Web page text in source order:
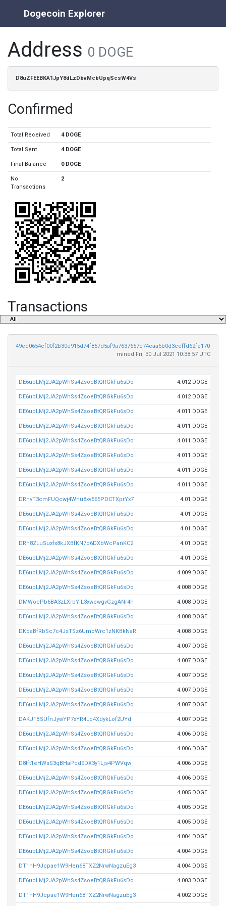
Dogecoin Explorer
Address 0 DOGE
D8uZFEEBKA1JpY8dLzDbvMcbUpqScsW4Vs
Confirmed
Total Received 4 DOGE
Total Sent 4 DOGE
Final Balance 0 DOGE
No.
Transactions
2
Transactions
49ed0654cf00f2b30e915d74f857d5af9a7637657c74eaa5b0d3ceffd62fe170
mined Fri, 30 Jul 2021 10:38:57 UTC
DE6ubLMj2JA2pWhSs4ZsoeBtQRGkFu6sDo 4.012 DOGE
DE6ubLMj2JA2pWhSs4ZsoeBtQRGkFu6sDo 4.012 DOGE
DE6ubLMj2JA2pWhSs4ZsoeBtQRGkFu6sDo 4.011 DOGE
DE6ubLMj2JA2pWhSs4ZsoeBtQRGkFu6sDo 4.011 DOGE
DE6ubLMj2JA2pWhSs4ZsoeBtQRGkFu6sDo 4.011 DOGE
DE6ubLMj2JA2pWhSs4ZsoeBtQRGkFu6sDo 4.011 DOGE
DE6ubLMj2JA2pWhSs4ZsoeBtQRGkFu6sDo 4.011 DOGE
DE6ubLMj2JA2pWhSs4ZsoeBtQRGkFu6sDo 4.011 DOGE
DRnvT3cmFUQcwj4Wnu8xv565PDCTXprYx7 4.01 DOGE
DE6ubLMj2JA2pWhSs4ZsoeBtQRGkFu6sDo 4.01 DOGE
DE6ubLMj2JA2pWhSs4ZsoeBtQRGkFu6sDo 4.01 DOGE
DRn8ZLuSuxfx8kJXBfKN7o6DXbWcPanKC2 4.01 DOGE
DE6ubLMj2JA2pWhSs4ZsoeBtQRGkFu6sDo 4.01 DOGE
DE6ubLMj2JA2pWhSs4ZsoeBtQRGkFu6sDo 4.009 DOGE
DE6ubLMj2JA2pWhSs4ZsoeBtQRGkFu6sDo 4.008 DOGE
DMWocPb6BA3zLXrbYiL3xwowgvGzgANr4h 4.008 DOGE
DE6ubLMj2JA2pWhSs4ZsoeBtQRGkFu6sDo 4.008 DOGE
DKoaBfRbSc7c4JsTSz6UmoWrc1zNKBkNaR 4.008 DOGE
DE6ubLMj2JA2pWhSs4ZsoeBtQRGkFu6sDo 4.007 DOGE
DE6ubLMj2JA2pWhSs4ZsoeBtQRGkFu6sDo 4.007 DOGE
DE6ubLMj2JA2pWhSs4ZsoeBtQRGkFu6sDo 4.007 DOGE
DE6ubLMj2JA2pWhSs4ZsoeBtQRGkFu6sDo 4.007 DOGE
DE6ubLMj2JA2pWhSs4ZsoeBtQRGkFu6sDo 4.007 DOGE
DAKJ1BSUfnJywYP7xYR4Lq4XdykLof2UYd 4.007 DOGE
DE6ubLMj2JA2pWhSs4ZsoeBtQRGkFu6sDo 4.006 DOGE
DE6ubLMj2JA2pWhSs4ZsoeBtQRGkFu6sDo 4.006 DOGE
D8tft1eHWsS3qBHaPcd9DX3y1Ljs4PWVqw 4.006 DOGE
DE6ubLMj2JA2pWhSs4ZsoeBtQRGkFu6sDo 4.006 DOGE
DE6ubLMj2JA2pWhSs4ZsoeBtQRGkFu6sDo 4.005 DOGE
DE6ubLMj2JA2pWhSs4ZsoeBtQRGkFu6sDo 4.005 DOGE
DE6ubLMj2JA2pWhSs4ZsoeBtQRGkFu6sDo 4.005 DOGE
DE6ubLMj2JA2pWhSs4ZsoeBtQRGkFu6sDo 4.004 DOGE
DE6ubLMj2JA2pWhSs4ZsoeBtQRGkFu6sDo 4.004 DOGE
DT1hH9Jcpae1W9Hen68TXZ2NrwNagzuEg3 4.004 DOGE
DE6ubLMj2JA2pWhSs4ZsoeBtQRGkFu6sDo 4.003 DOGE
DT1hH9Jcpae1W9Hen68TXZ2NrwNagzuEg3 4.002 DOGE